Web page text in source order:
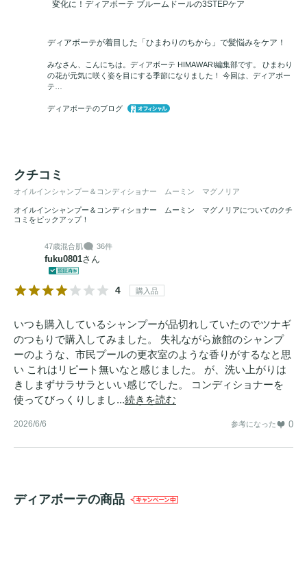
変化に！ディアボーテ ブルームドールの3STEPケア
ディアボーテが着目した「ひまわりのちから」で髪悩みをケア！
みなさん、こんにちは。ディアボーテ HIMAWARI編集部です。 ひまわり
の花が元気に咲く姿を目にする季節になりました！ 今回は、ディアボー
テ…
ディアボーテのブログ
クチコミ
オイルインシャンプー＆コンディショナー ムーミン マグノリア
オイルインシャンプー＆コンディショナー ムーミン マグノリアについてのクチ
コミをピックアップ！
47歳混合肌 36件
fuku0801さん
4 購入品
いつも購入しているシャンプーが品切れしていたのでツナギ
のつもりで購入してみました。 失礼ながら旅館のシャンプ
ーのような、市民プールの更衣室のような香りがするなと思
い これはリピート無いなと感じました。 が、洗い上がりは
きしまずサラサラといい感じでした。 コンディショナーを
使ってびっくりしまし...続きを読む
2026/6/6 参考になった 0
ディアボーテの商品